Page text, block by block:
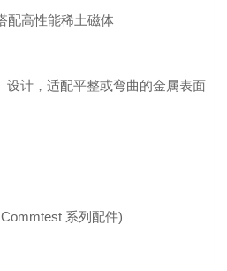
配高性能稀土磁体
设计，适配平整或弯曲的金属表面
系列配件)